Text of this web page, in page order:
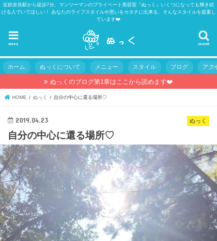
近鉄奈良駅から徒歩7分、マンツーマンのプライベート美容室『ぬっく』いくつになっても輝き続
ける人でいてほしい！ あなたのライフスタイルや思いをカタチに出来る、そんなスタイルを提案し
ています❤️
search
menu
ホーム ぬっくについて メニュー スタイル ブログ アク
ぬっくのブログ第1章はここから読めます❤️
HOME ぬっく 自分の中心に還る場所♡
ぬっく
2019.04.23
自分の中心に還る場所♡